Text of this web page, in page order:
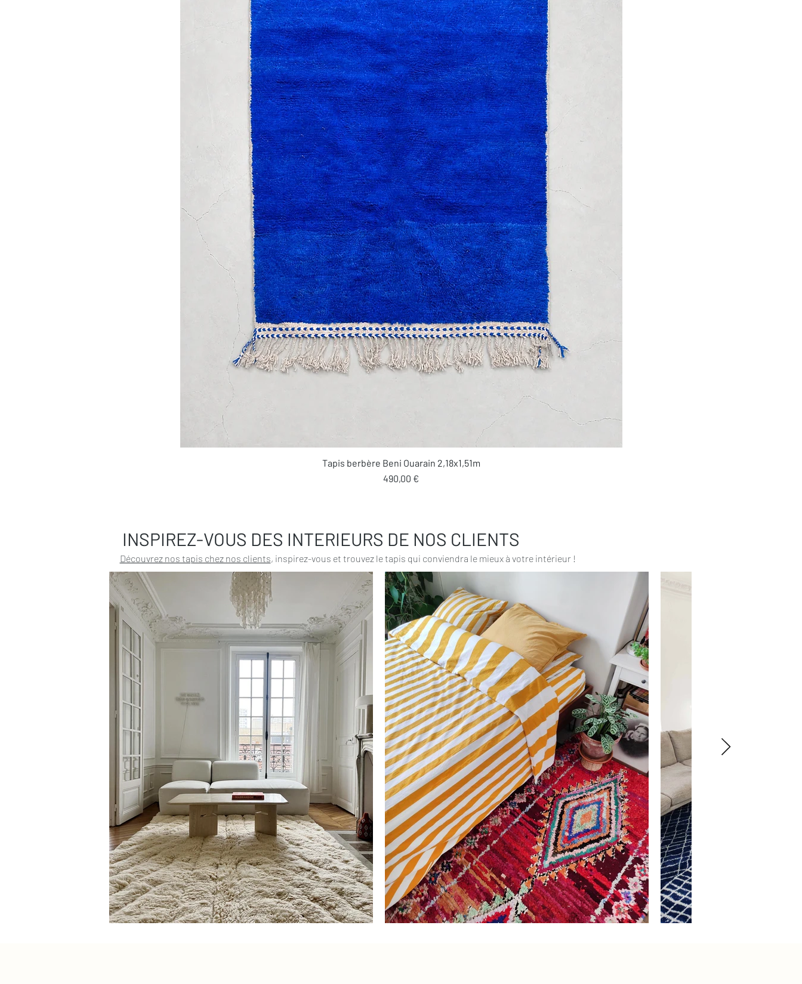
Aperçu rapide
Tapis berbère Beni Ouarain 2,18x1,51m
Prix
490,00 €
INSPIREZ-VOUS DES INTERIEURS DE NOS CLIENTS
Découvrez nos tapis chez nos clients, inspirez-vous et trouvez le tapis qui conviendra le mieux à votre intérieur !